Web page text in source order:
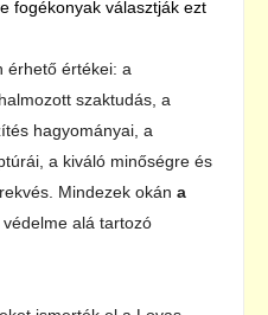
fogékonyak választják ezt
érhető értékei: a
szaktudás, a
hagyományai, a
a kiváló minőségre és
Mindezek okán a
alá tartozó